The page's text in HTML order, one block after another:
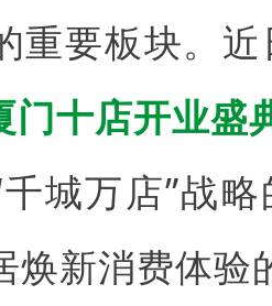
重要板块。
门十店开业
城万店”战
焕新消费体验